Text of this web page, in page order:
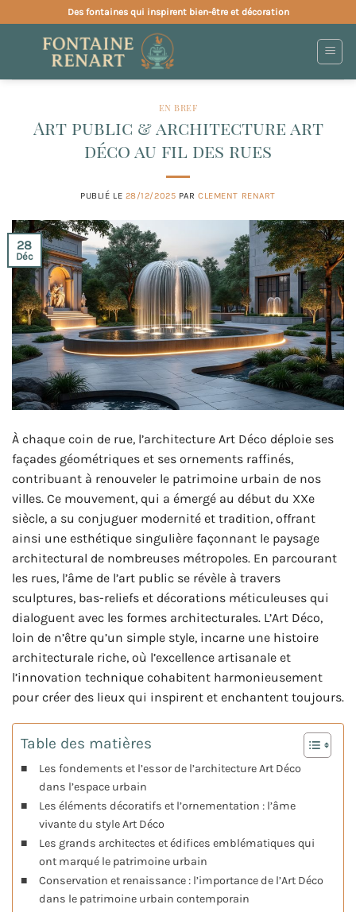
au
contenu
Des fontaines qui inspirent bien-être et décoration
EN BREF
Art public & architecture art
déco au fil des rues
PUBLIÉ LE 28/12/2025 PARCLEMENT RENART
28
Déc
À chaque coin de rue, l’architecture Art Déco déploie ses
façades géométriques et ses ornements raffinés,
contribuant à renouveler le patrimoine urbain de nos
villes. Ce mouvement, qui a émergé au début du XXe
siècle, a su conjuguer modernité et tradition, offrant
ainsi une esthétique singulière façonnant le paysage
architectural de nombreuses métropoles. En parcourant
les rues, l’âme de l’art public se révèle à travers
sculptures, bas-reliefs et décorations méticuleuses qui
dialoguent avec les formes architecturales. L’Art Déco,
loin de n’être qu’un simple style, incarne une histoire
architecturale riche, où l’excellence artisanale et
l’innovation technique cohabitent harmonieusement
pour créer des lieux qui inspirent et enchantent toujours.
Table des matières
Les fondements et l’essor de l’architecture Art Déco
dans l’espace urbain
Les éléments décoratifs et l’ornementation : l’âme
vivante du style Art Déco
Les grands architectes et édifices emblématiques qui
ont marqué le patrimoine urbain
Conservation et renaissance : l’importance de l’Art Déco
dans le patrimoine urbain contemporain